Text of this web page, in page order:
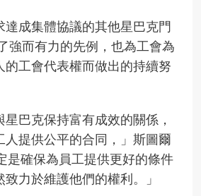
達成集體協議的其他星巴克門
強而有力的先例，也為工會為
的工會代表權而做出的持續努
星巴克保持富有成效的關係，
人提供公平的合同，」斯圖爾
是確保為員工提供更好的條件
力於維護他們的權利。」